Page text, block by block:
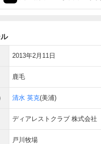
2013年2月11日
鹿毛
清水 英克(美浦)
ディアレストクラブ 株式会社
戸川牧場